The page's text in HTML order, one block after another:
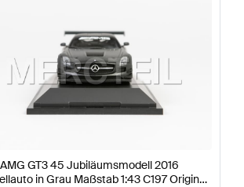
GT3 45 Jubiläumsmodell 2016
in Grau Maßstab 1:43 C197 Original